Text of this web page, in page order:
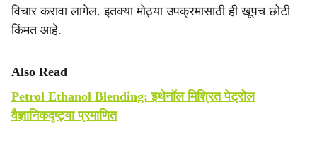
विचार करावा लागेल. इतक्या मोठ्या उपक्रमासाठी ही खूपच छोटी
किंमत आहे.
Also Read
Petrol Ethanol Blending: इथेनॉल मिश्रित पेट्रोल
वैज्ञानिकदृष्ट्या प्रमाणित